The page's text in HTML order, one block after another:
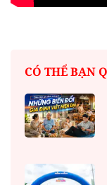
CÓ THỂ BẠN